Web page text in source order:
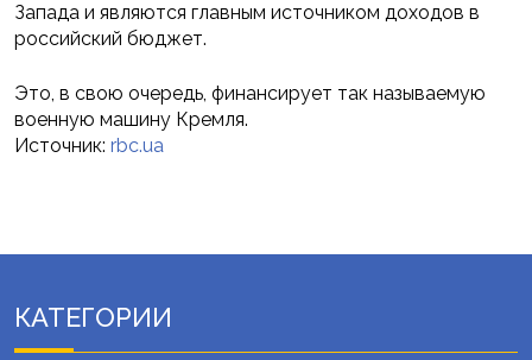
Запада и являются главным источником доходов в
российский бюджет.
Это, в свою очередь, финансирует так называемую
военную машину Кремля.
Источник: rbc.ua
КАТЕГОРИИ